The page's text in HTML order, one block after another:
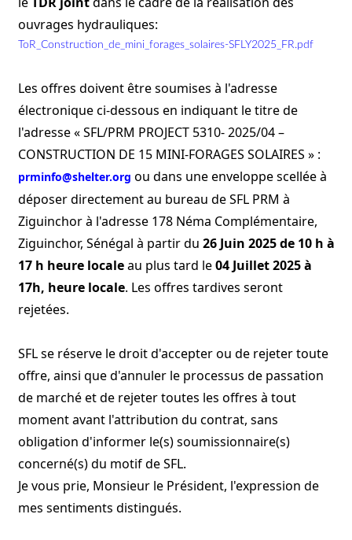
ouvrages hydrauliques:
ToR_Construction_de_mini_forages_solaires-SFLY2025_FR.pdf
Les offres doivent être soumises à l'adresse
électronique ci-dessous en indiquant le titre de
l'adresse « SFL/PRM PROJECT 5310- 2025/04 –
CONSTRUCTION DE 15 MINI-FORAGES SOLAIRES » :
prminfo@shelter.org ou dans une enveloppe scellée à
déposer directement au bureau de SFL PRM à
Ziguinchor à l'adresse 178 Néma Complémentaire,
Ziguinchor, Sénégal à partir du 26 Juin 2025 de 10 h à
17 h heure localeau plus tard le04 Juillet 2025 à
17h, heure locale. Les offres tardives seront
rejetées.
SFL se réserve le droit d'accepter ou de rejeter toute
offre, ainsi que d'annuler le processus de passation
de marché et de rejeter toutes les offres à tout
moment avant l'attribution du contrat, sans
obligation d'informer le(s) soumissionnaire(s)
concerné(s) du motif de SFL.
Je vous prie, Monsieur le Président, l'expression de
mes sentiments distingués.